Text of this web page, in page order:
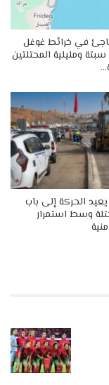
في خرائط غوغل
ومليلية المحتلتين
الحركة إلى باب
وسط استمرار